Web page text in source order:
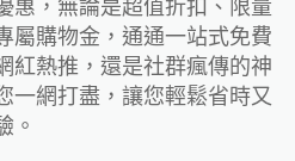
惠，無論是超值折扣、限量
屬購物金，通通一站式免費
紅熱推，還是社群瘋傳的神
一網打盡，讓您輕鬆省時又
。